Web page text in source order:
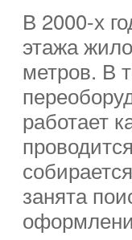
В 2000-х
этажа
метров. В
работает
занята